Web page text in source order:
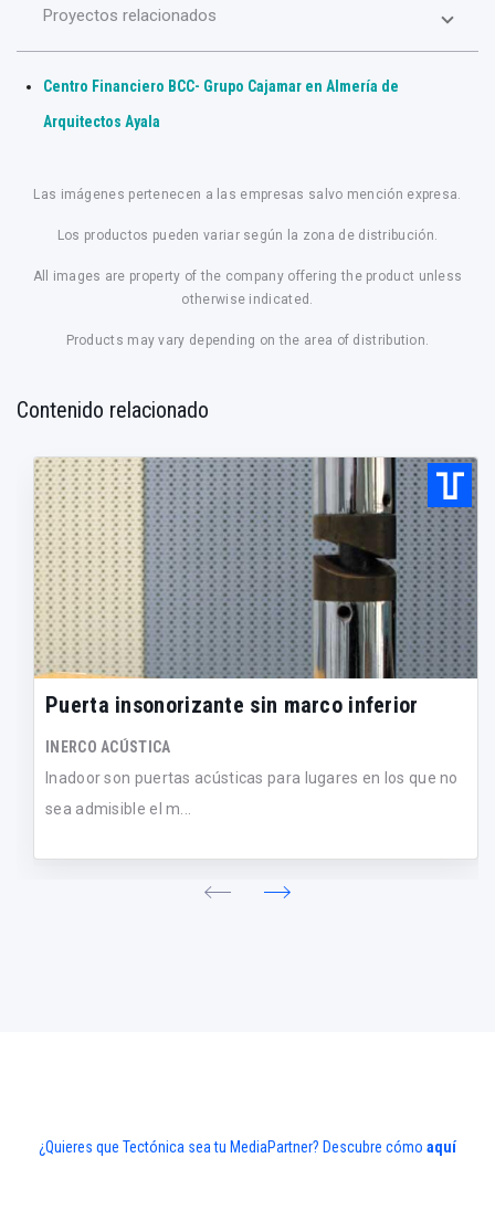
Proyectos relacionados
Centro Financiero BCC- Grupo Cajamar en Almería de
Arquitectos Ayala
Las imágenes pertenecen a las empresas salvo mención expresa.
Los productos pueden variar según la zona de distribución.
All images are property of the company offering the product unless
otherwise indicated.
Products may vary depending on the area of distribution.
Contenido relacionado
Puerta insonorizante sin marco inferior
INERCO ACÚSTICA
Inadoor son puertas acústicas para lugares en los que no
sea admisible el m...
¿Quieres que Tectónica sea tu MediaPartner? Descubre cómo aquí